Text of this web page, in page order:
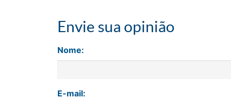
Envie sua opinião
Nome:
E-mail: